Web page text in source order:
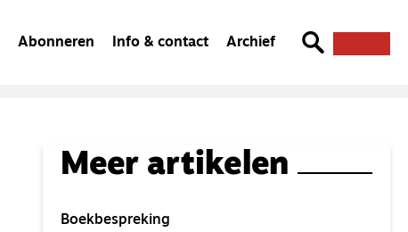
Abonneren Info & contact Archief
Meer artikelen
Boekbespreking